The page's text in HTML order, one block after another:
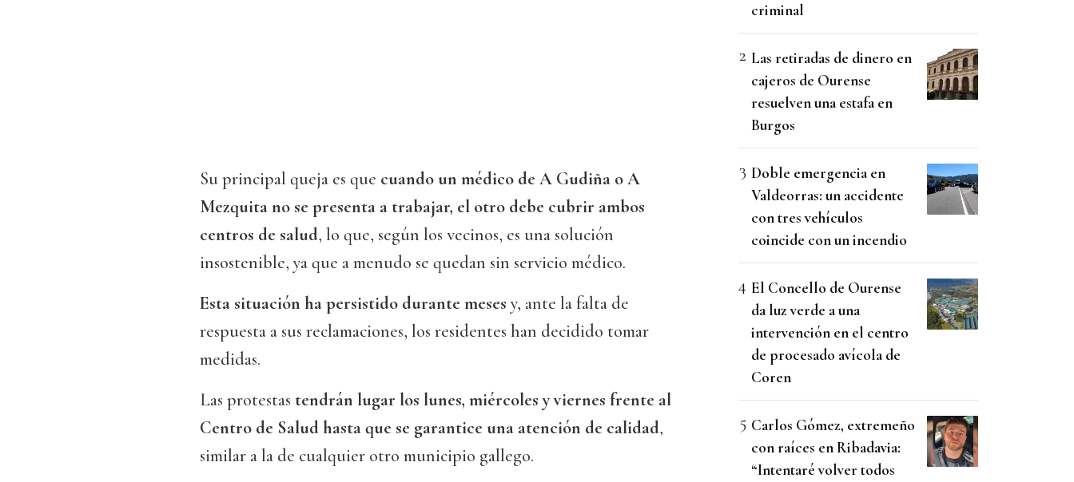
Su principal queja es que cuando un médico de A Gudiña o A
Mezquita no se presenta a trabajar, el otro debe cubrir ambos
centros de salud, lo que, según los vecinos, es una solución
insostenible, ya que a menudo se quedan sin servicio médico.
Esta situación ha persistido durante meses y, ante la falta de
respuesta a sus reclamaciones, los residentes han decidido tomar
medidas.
Las protestas tendrán lugar los lunes, miércoles y viernes frente al
Centro de Salud hasta que se garantice una atención de calidad,
similar a la de cualquier otro municipio gallego.
criminal
Las retiradas de dinero en
cajeros de Ourense
resuelven una estafa en
Burgos
Doble emergencia en
Valdeorras: un accidente
con tres vehículos
coincide con un incendio
El Concello de Ourense
da luz verde a una
intervención en el centro
de procesado avícola de
Coren
Carlos Gómez, extremeño
con raíces en Ribadavia:
“Intentaré volver todos